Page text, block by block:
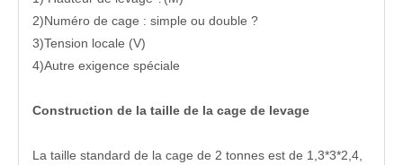
2)Numéro de cage : simple ou double ?
3)Tension locale (V)
4)Autre exigence spéciale
Construction de la taille de la cage de levage
La taille standard de la cage de 2 tonnes est de 1,3*3*2,4,